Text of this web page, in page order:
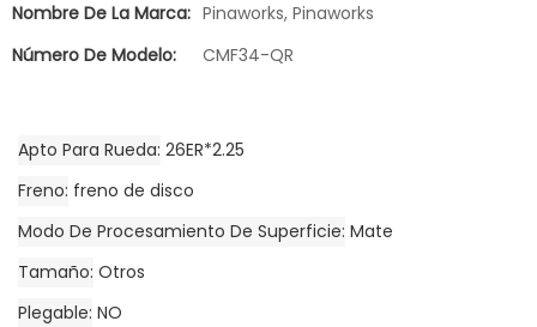
Nombre De La Marca: Pinaworks, Pinaworks
Número De Modelo:
CMF34-QR
Apto Para Rueda 26ER*2.25
Freno freno de disco
Modo De Procesamiento De Superficie Mate
Tamaño Otros
Plegable NO